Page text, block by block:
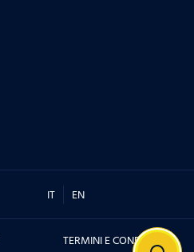
IT EN
TERMINI E CONDIZIONI